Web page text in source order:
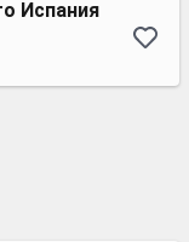
Испания